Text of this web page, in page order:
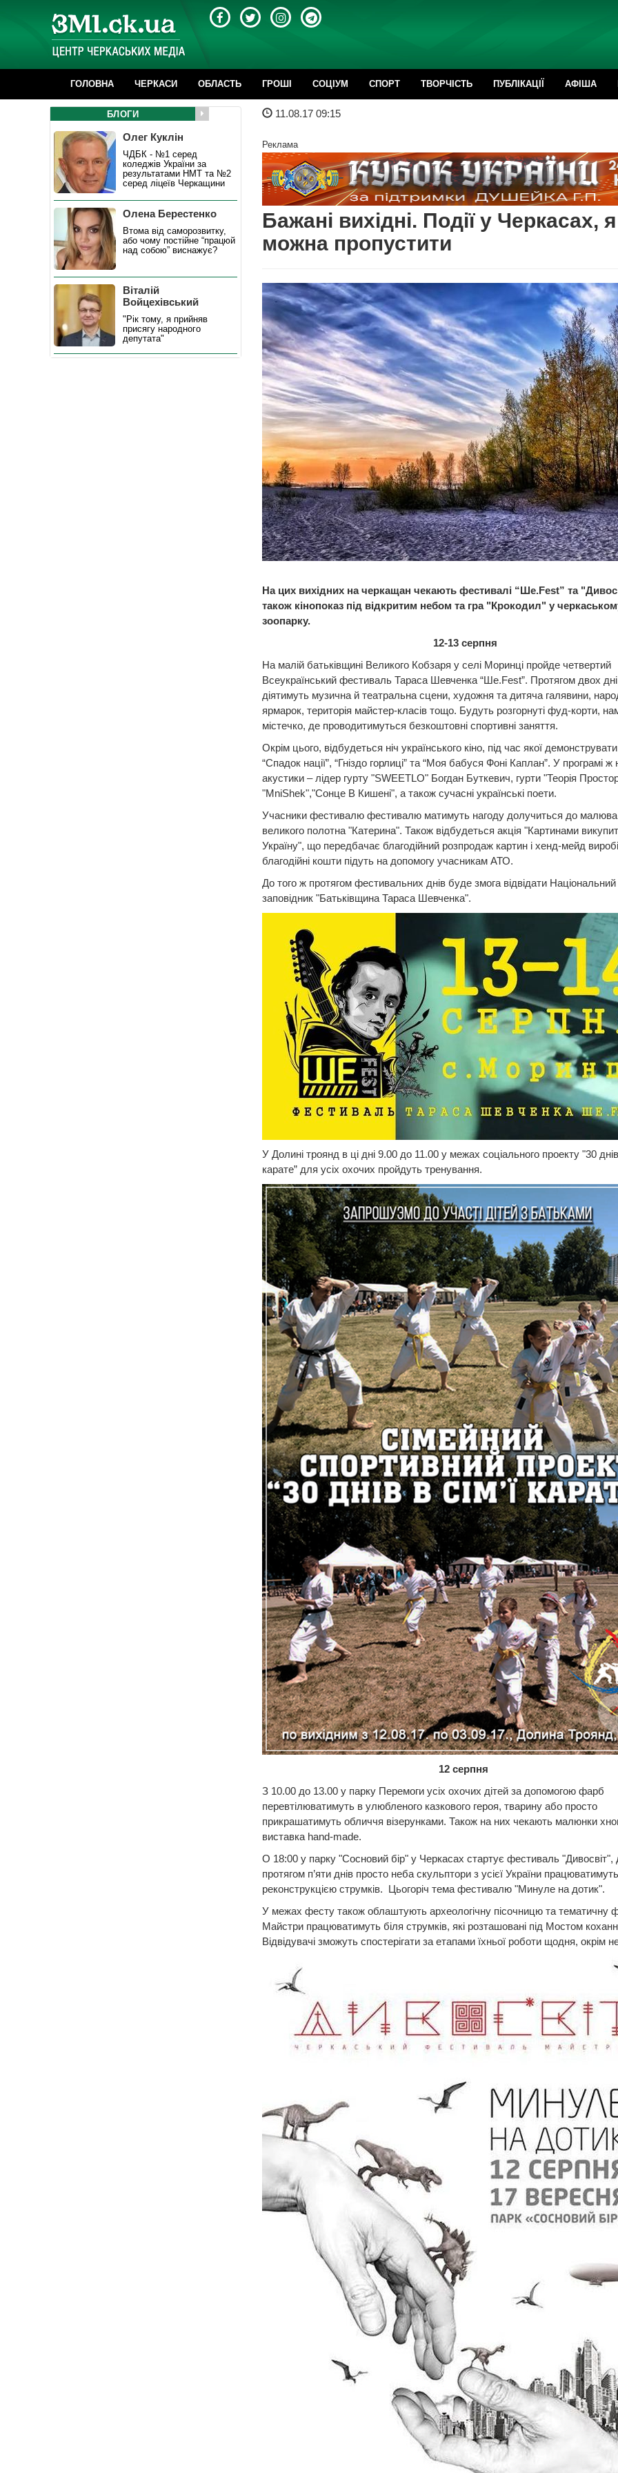
ГОЛОВНА ЧЕРКАСИ ОБЛАСТЬ ГРОШІ CОЦІУМ СПОРТ ТВОРЧІСТЬ ПУБЛІКАЦІЇ АФІША
11.08.17 09:15
Реклама
Бажані вихідні. Події у Черкасах,
можна пропустити
На цих вихідних на черкащан чекають фестивалі “Ше.Fest” та
також кінопоказ під відкритим небом та гра "Крокодил" у
зоопарку.
12-13 серпня
На малій батьківщині Великого Кобзаря у селі Моринці пройде четвертий
Всеукраїнський фестиваль Тараса Шевченка “Ше.Fest”. Протягом двох
діятимуть музична й театральна сцени, художня та дитяча галявини,
ярмарок, територія майстер-класів тощо. Будуть розгорнуті фуд-корти,
містечко, де проводитимуться безкоштовні спортивні заняття.
Окрім цього, відбудеться ніч українського кіно, під час якої
“Спадок нації”, “Гніздо горлиці” та “Моя бабуся Фоні Каплан”. У програмі ж
акустики – лідер гурту "SWEETLO" Богдан Буткевич, гурти "Теорія
"MniShek","Сонце В Кишені", а також сучасні українські поети.
Учасники фестивалю фестивалю матимуть нагоду долучиться до
великого полотна "Катерина". Також відбудеться акція "Картинами
Україну", що передбачає благодійний розпродаж картин і хенд-мейд
благодійні кошти підуть на допомогу учасникам АТО.
До того ж протягом фестивальних днів буде змога відвідати Національний
заповідник "Батьківщина Тараса Шевченка".
У Долині троянд в ці дні 9.00 до 11.00 у межах соціального проекту "30 днів
карате” для усіх охочих пройдуть тренування.
12 серпня
З 10.00 до 13.00 у парку Перемоги усіх охочих дітей за допомогою фарб
перевтілюватимуть в улюбленого казкового героя, тварину або просто
прикрашатимуть обличчя візерунками. Також на них чекають малюнки
виставка hand-made.
О 18:00 у парку "Сосновий бір" у Черкасах стартує фестиваль "Дивосвіт",
протягом п’яти днів просто неба скульптори з усієї України
реконструкцією струмків. Цьогоріч тема фестивалю "Минуле на дотик".
У межах фесту також облаштують археологічну пісочницю та тематичну
Майстри працюватимуть біля струмків, які розташовані під Мостом
Відвідувачі зможуть спостерігати за етапами їхньої роботи щодня, окрім
БЛОГИ
Олег Куклін
ЧДБК - №1 серед
коледжів України за
результатами НМТ та №2
серед ліцеїв Черкащини
Олена Берестенко
Втома від саморозвитку,
або чому постійне “працюй
над собою” виснажує?
Віталій
Войцехівський
"Рік тому, я прийняв
присягу народного
депутата"